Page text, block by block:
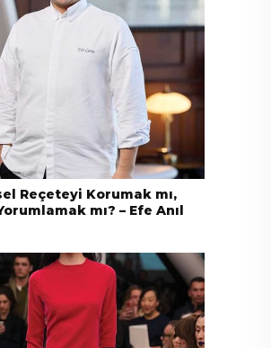
Reçeteyi Korumak mı,
mı? – Efe Anıl